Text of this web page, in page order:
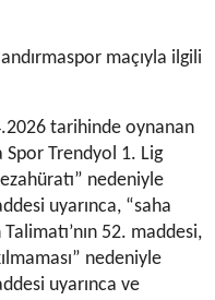
maçıyla ilgili
tarihinde oynanan
Spor Trendyol 1. Lig
nedeniyle
uyarınca, “saha
52. maddesi,
nedeniyle
uyarınca ve